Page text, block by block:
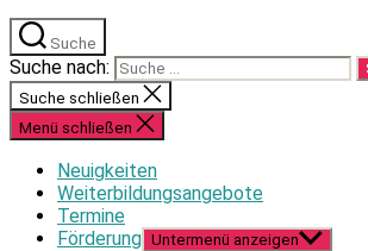
Suche
Suche nach:
Suche schließen
Menü schließen
Neuigkeiten
Weiterbildungsangebote
Termine
Förderung Untermenü anzeigen